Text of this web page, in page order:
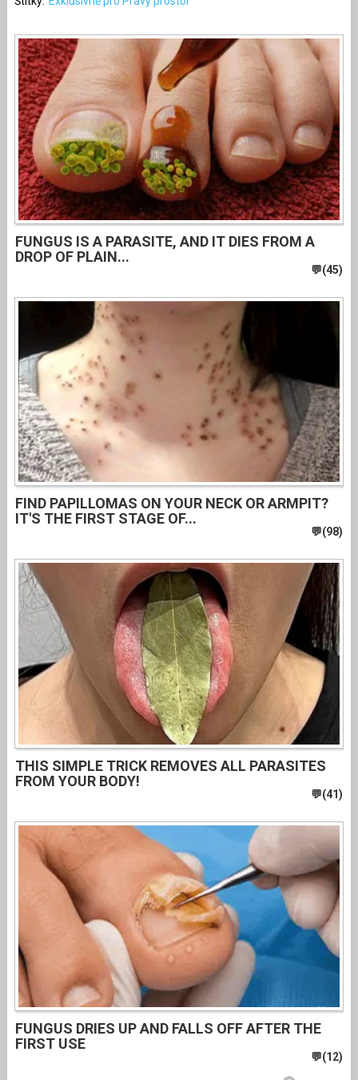
FUNGUS IS A PARASITE, AND IT DIES FROM A
DROP OF PLAIN...
FIND PAPILLOMAS ON YOUR NECK OR ARMPIT?
IT'S THE FIRST STAGE OF...
THIS SIMPLE TRICK REMOVES ALL PARASITES
FROM YOUR BODY!
FUNGUS DRIES UP AND FALLS OFF AFTER THE
FIRST USE